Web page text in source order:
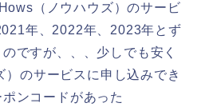
（ノウハウズ）のサービ
年、2022年、2023年とず
ですが、、、少しでも安く
のサービスに申し込みでき
ンコードがあった